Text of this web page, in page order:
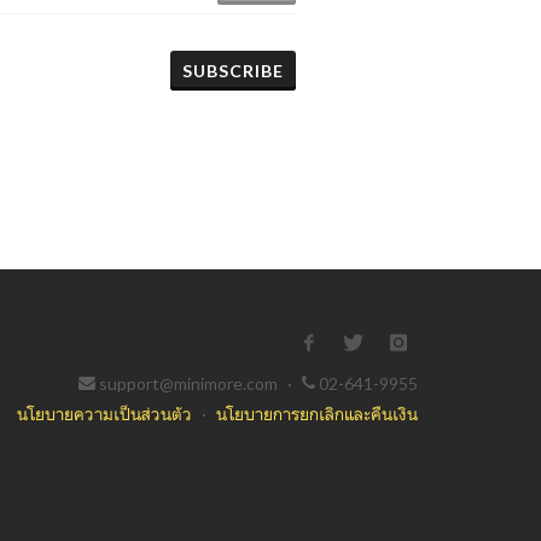
SUBSCRIBE
support@minimore.com ·
02-641-9955
นโยบายความเป็นส่วนตัว · นโยบายการยกเลิกและคืนเงิน